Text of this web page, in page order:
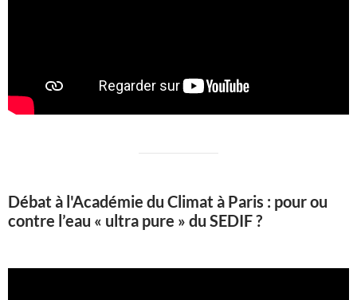
Débat à l'Académie du Climat à Paris : pour ou
contre l’eau « ultra pure » du SEDIF ?